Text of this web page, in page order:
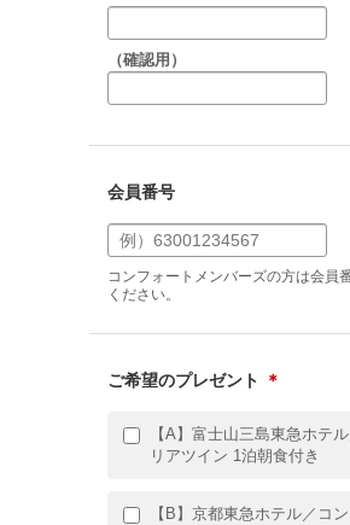
（確認用）
会員番号
コンフォートメンバーズの方は会員
ください。
ご希望のプレゼント ＊
【A】富士山三島東急ホテ
リアツイン 1泊朝食付き
【B】京都東急ホテル／コ